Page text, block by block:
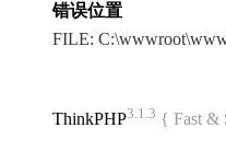
错误位置
FILE:
ThinkPHP3.1.3 { Fast &